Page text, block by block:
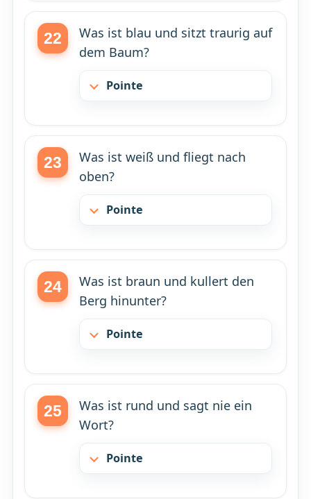
Was ist blau und sitzt traurig auf
dem Baum?
Pointe
Was ist weiß und fliegt nach
oben?
Pointe
Was ist braun und kullert den
Berg hinunter?
Pointe
Was ist rund und sagt nie ein
Wort?
Pointe